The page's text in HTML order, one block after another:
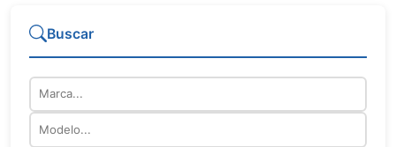
Buscar
Marca
Modelo